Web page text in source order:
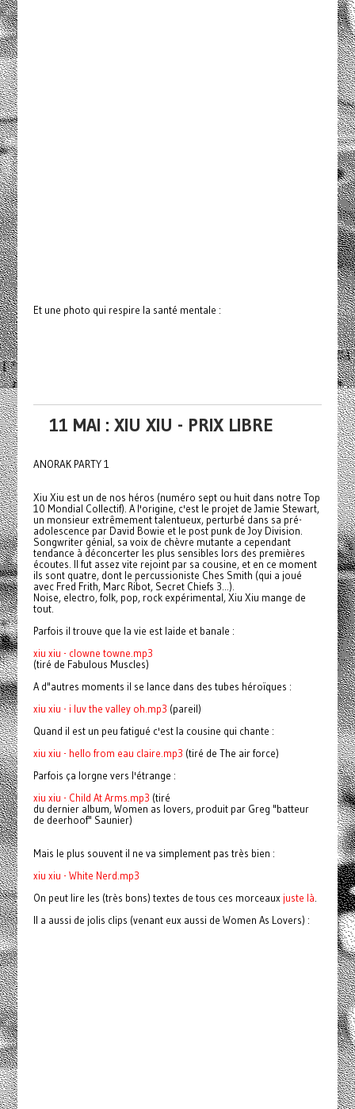
Et une photo qui respire la santé mentale :
11 MAI : XIU XIU - PRIX LIBRE
ANORAK PARTY 1
Xiu Xiu est un de nos héros (numéro sept ou huit dans notre Top
10 Mondial Collectif). A l'origine, c'est le projet de Jamie Stewart,
un monsieur extrêmement talentueux, perturbé dans sa pré-
adolescence par David Bowie et le post punk de Joy Division.
Songwriter génial, sa voix de chèvre mutante a cependant
tendance à déconcerter les plus sensibles lors des premières
écoutes. Il fut assez vite rejoint par sa cousine, et en ce moment
ils sont quatre, dont le percussioniste Ches Smith (qui a joué
avec Fred Frith, Marc Ribot, Secret Chiefs 3...).
Noise, electro, folk, pop, rock expérimental, Xiu Xiu mange de
tout.
Parfois il trouve que la vie est laide et banale :
xiu xiu - clowne towne.mp3
(tiré de Fabulous Muscles)
A d"autres moments il se lance dans des tubes héroïques :
xiu xiu - i luv the valley oh.mp3 (pareil)
Quand il est un peu fatigué c'est la cousine qui chante :
xiu xiu - hello from eau claire.mp3 (tiré de The air force)
Parfois ça lorgne vers l'étrange :
xiu xiu - Child At Arms.mp3 (tiré
du dernier album, Women as lovers, produit par Greg "batteur
de deerhoof" Saunier)
Mais le plus souvent il ne va simplement pas très bien :
xiu xiu - White Nerd.mp3
On peut lire les (très bons) textes de tous ces morceaux juste là
Il a aussi de jolis clips (venant eux aussi de Women As Lovers) :